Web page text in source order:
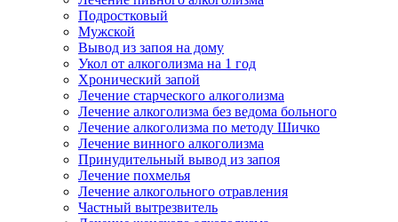
Подростковый
Мужской
Вывод из запоя на дому
Укол от алкоголизма на 1 год
Хронический запой
Лечение старческого алкоголизма
Лечение алкоголизма без ведома больного
Лечение алкоголизма по методу Шичко
Лечение винного алкоголизма
Принудительный вывод из запоя
Лечение похмелья
Лечение алкогольного отравления
Частный вытрезвитель